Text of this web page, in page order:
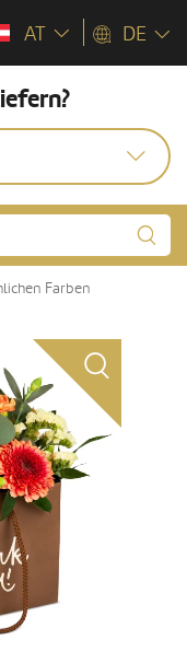
AT DE
Farben